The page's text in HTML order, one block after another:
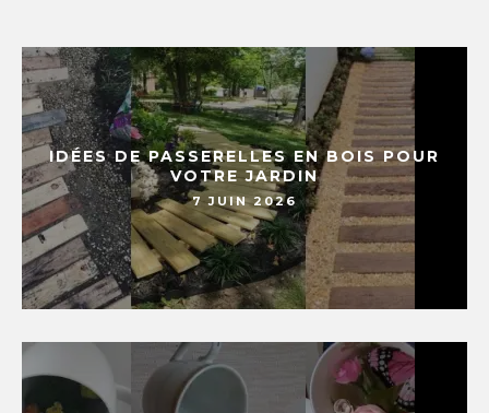
IDÉES DE PASSERELLES EN BOIS POUR
VOTRE JARDIN
7 JUIN 2026